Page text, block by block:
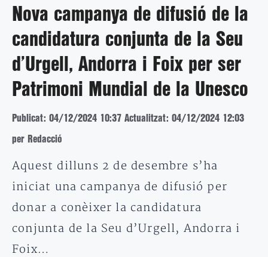
Nova campanya de difusió de la
candidatura conjunta de la Seu
d’Urgell, Andorra i Foix per ser
Patrimoni Mundial de la Unesco
Publicat: 04/12/2024 10:37 Actualitzat: 04/12/2024 12:03
per Redacció
Aquest dilluns 2 de desembre s’ha
iniciat una campanya de difusió per
donar a conèixer la candidatura
conjunta de la Seu d’Urgell, Andorra i
Foix…